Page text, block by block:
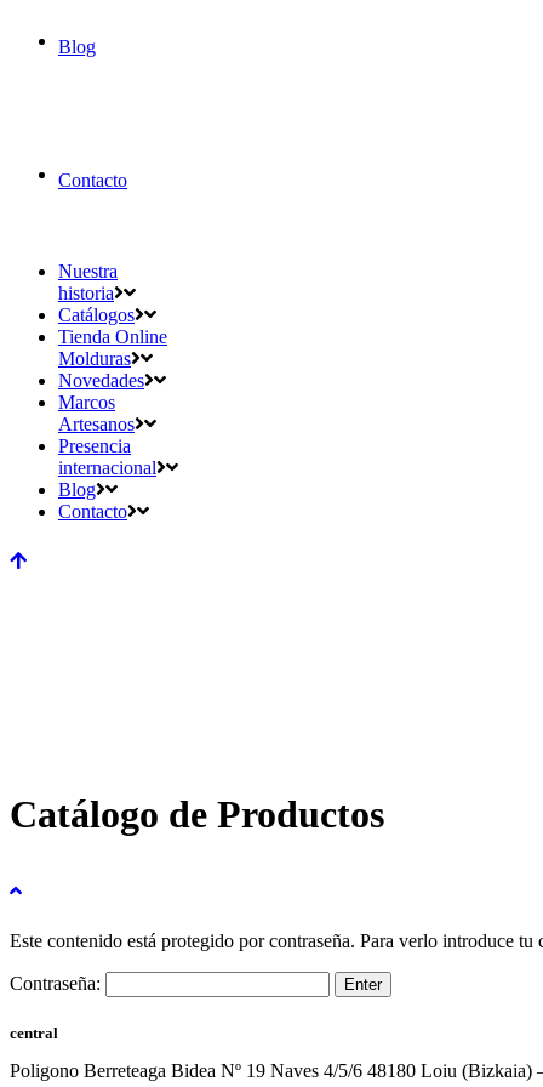
Blog
Contacto
Nuestra
historia
Catálogos
Tienda Online
Molduras
Novedades
Marcos
Artesanos
Presencia
internacional
Blog
Contacto
Catálogo de Productos
Este contenido está protegido por contraseña. Para verlo introduce tu
Contraseña:
central
Poligono Berreteaga Bidea Nº 19 Naves 4/5/6 48180 Loiu (Bizkaia)